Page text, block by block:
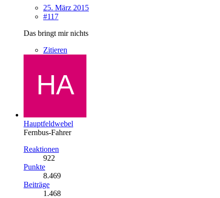
25. März 2015
#117
Das bringt mir nichts
Zitieren
Hauptfeldwebel
Fernbus-Fahrer
Reaktionen
922
Punkte
8.469
Beiträge
1.468